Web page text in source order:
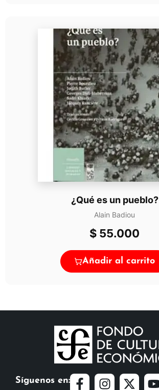
¿Qué es un pueblo?
Alain Badiou
$ 55.000
Añadir al carrito
Síguenos en: